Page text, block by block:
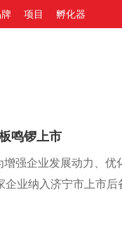
项目 孵化器
鸣锣上市
强企业发展动力、
业纳入济宁市上市